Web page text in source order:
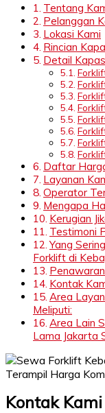
Tentang
Pelanggan
Lokasi Kami
Rincian
Detail
Daftar
Layanan
Operator
Mengapa
Kerugian
Testimoni
Yang
Forklift di
Kontak
Area
Meliputi:
Area Lain
Lama Jakarta
Kontak